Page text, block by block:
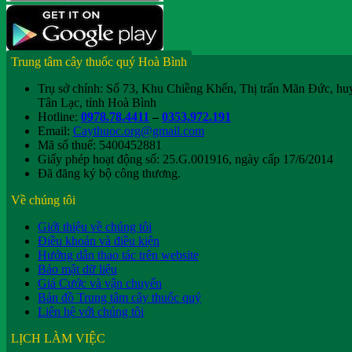
Trung tâm cây thuốc quý Hoà Bình
Trụ sở chính: Số 73, Khu Chiềng Khến, Thị trấn Mãn Đức,
Tân Lạc, tỉnh Hoà Bình
Hotline: 0978.78.4411 – 0353.972.191
Email: Caythuoc.org@gmail.com
Mã số thuế: 5400452881
Giấy phép hoạt động số: 25.G.001916, ngày cấp 17/6/2014
Đã đăng ký bộ công thương.
Về chúng tôi
Giới thiệu về chúng tôi
Điều khoản và điều kiện
Hướng dẫn thao tác trên website
Bảo mật dữ liệu
Giá Cước và vận chuyển
Bản đồ Trung tâm cây thuốc quý
Liên hệ với chúng tôi
LỊCH LÀM VIỆC